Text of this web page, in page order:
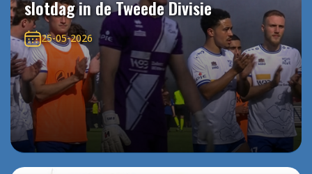
slotdag in de Tweede Divisie
25-05-2026